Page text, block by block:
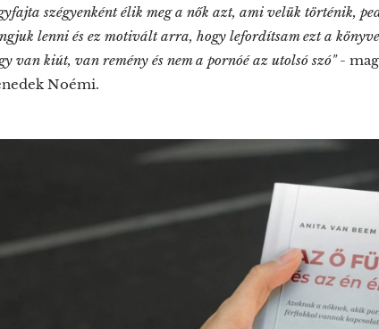
szégyenként élik meg a nők azt, ami velük történik,
lenni és ez motivált arra, hogy lefordítsam ezt a
van kiút, van remény és nem a pornóé az utolsó szó"-
Noémi.